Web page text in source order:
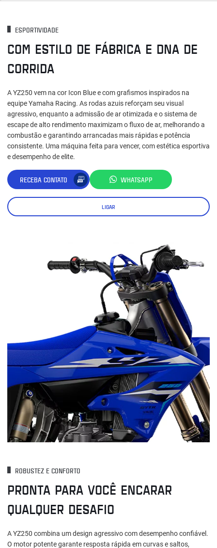
ESPORTIVIDADE
COM ESTILO DE FÁBRICA E DNA DE
CORRIDA
A YZ250 vem na cor Icon Blue e com grafismos inspirados na
equipe Yamaha Racing. As rodas azuis reforçam seu visual
agressivo, enquanto a admissão de ar otimizada e o sistema de
escape de alto rendimento maximizam o fluxo de ar, melhorando a
combustão e garantindo arrancadas mais rápidas e potência
consistente. Uma máquina feita para vencer, com estética esportiva
e desempenho de elite.
RECEBA CONTATO WHATSAPP
LIGAR
ROBUSTEZ E CONFORTO
PRONTA PARA VOCÊ ENCARAR
QUALQUER DESAFIO
A YZ250 combina um design agressivo com desempenho confiável.
O motor potente garante resposta rápida em curvas e saltos,